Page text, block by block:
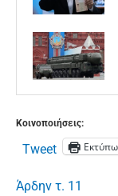
Κοινοποιήσεις:
Tweet
Άρδην τ. 11